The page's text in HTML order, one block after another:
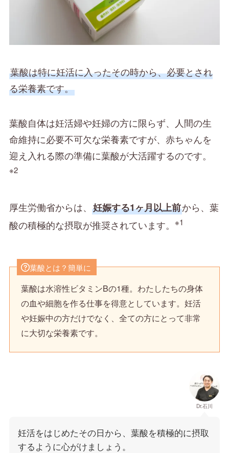
葉酸は特に妊活に入ったその時から、必要とされ
る栄養素です。
葉酸自体は妊活婦や妊婦の方に限らず、人間の生
命維持に必要不可欠な栄養素ですが、赤ちゃんを
迎え入れる際の準備に葉酸が大活躍するのです。
※2
厚生労働省からは、 妊娠する1ヶ月以上前から、葉
酸の積極的な摂取が推奨されています。 ※1
葉酸とは？簡単に
葉酸は水溶性ビタミンBの1種。わたしたちの身体
の血や細胞を作る仕事を得意としています。妊活
や妊娠中の方だけでなく、全ての方にとって非常
に大切な栄養素です。
Dr.石川
妊活をはじめたその日から、葉酸を積極的に摂取
するように心がけましょう。